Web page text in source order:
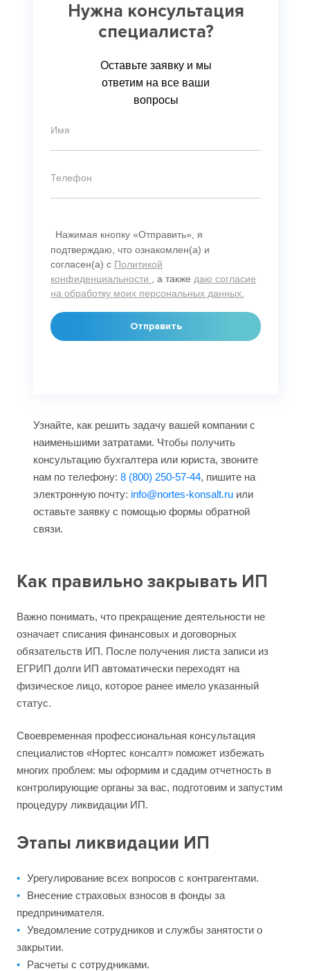
Нужна консультация
специалиста?
Оставьте заявку и мы
ответим на все ваши
вопросы
Нажимая кнопку «Отправить», я
подтверждаю, что ознакомлен(а) и
согласен(а) с Политикой
конфиденциальности
, а также даю согласие
на обработку моих персональных данных.
Узнайте, как решить задачу вашей компании с
наименьшими затратами. Чтобы получить
консультацию бухгалтера или юриста, звоните
нам по телефону: 8 (800) 250-57-44, пишите на
электронную почту: info@nortes-konsalt.ru или
оставьте заявку с помощью формы обратной
связи.
Как правильно закрывать ИП
Важно понимать, что прекращение деятельности не
означает списания финансовых и договорных
обязательств ИП. После получения листа записи из
ЕГРИП долги ИП автоматически переходят на
физическое лицо, которое ранее имело указанный
статус.
Своевременная профессиональная консультация
специалистов «Нортес консалт» поможет избежать
многих проблем: мы оформим и сдадим отчетность в
контролирующие органы за вас, подготовим и запустим
процедуру ликвидации ИП.
Этапы ликвидации ИП
Урегулирование всех вопросов с контрагентами.
Внесение страховых взносов в фонды за
предпринимателя.
Уведомление сотрудников и службы занятости о
закрытии.
Расчеты с сотрудниками.